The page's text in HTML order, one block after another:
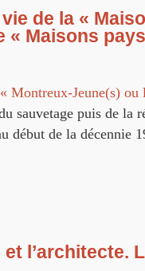
de la «
« Maisons
« Montreux-Jeune(s)
sauvetage puis de la
début de la décennie
d’Alsace » à
l’architecte.